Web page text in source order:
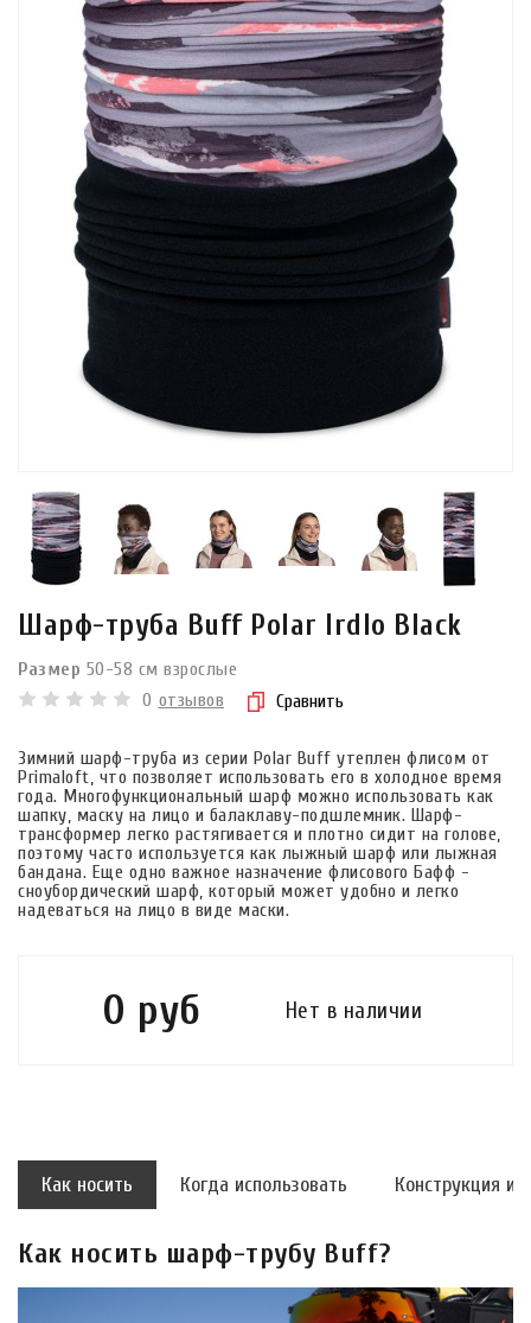
Шарф-труба Buff Polar Irdlo Black
Размер 50-58 см взрослые
0 отзывов Сравнить
Зимний шарф-труба из серии Polar Buff утеплен флисом от
Primaloft, что позволяет использовать его в холодное время
года. Многофункциональный шарф можно использовать как
шапку, маску на лицо и балаклаву-подшлемник. Шарф-
трансформер легко растягивается и плотно сидит на голове,
поэтому часто используется как лыжный шарф или лыжная
бандана. Еще одно важное назначение флисового Бафф -
сноубордический шарф, который может удобно и легко
надеваться на лицо в виде маски.
0 руб Нет в наличии
Как носить Когда использовать Конструкция и
Как носить шарф-трубу Buff?